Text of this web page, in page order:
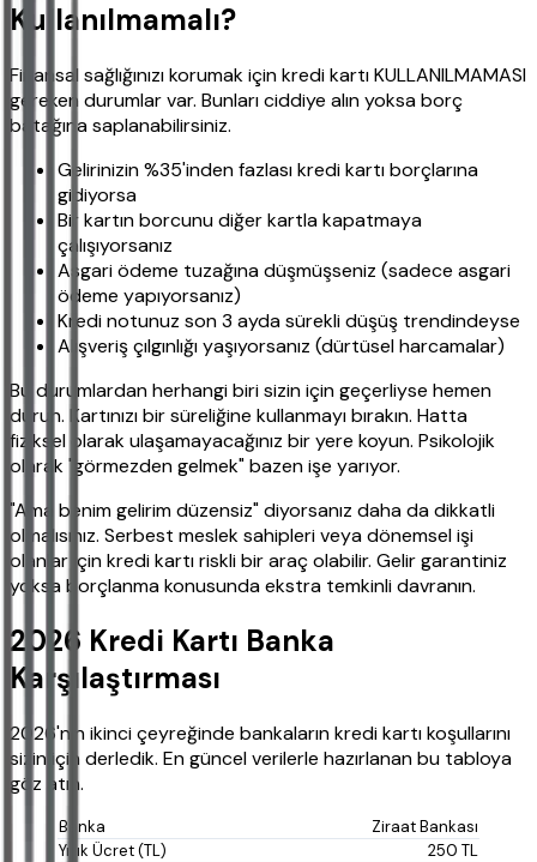
Kullanılmamalı?
Finansal sağlığınızı korumak için kredi kartı KULLANILMAMASI
gereken durumlar var. Bunları ciddiye alın yoksa borç
batağına saplanabilirsiniz.
Gelirinizin %35'inden fazlası kredi kartı borçlarına
gidiyorsa
Bir kartın borcunu diğer kartla kapatmaya
çalışıyorsanız
Asgari ödeme tuzağına düşmüşseniz (sadece asgari
ödeme yapıyorsanız)
Kredi notunuz son 3 ayda sürekli düşüş trendindeyse
Alışveriş çılgınlığı yaşıyorsanız (dürtüsel harcamalar)
Bu durumlardan herhangi biri sizin için geçerliyse hemen
durun. Kartınızı bir süreliğine kullanmayı bırakın. Hatta
fiziksel olarak ulaşamayacağınız bir yere koyun. Psikolojik
olarak "görmezden gelmek" bazen işe yarıyor.
"Ama benim gelirim düzensiz" diyorsanız daha da dikkatli
olmalısınız. Serbest meslek sahipleri veya dönemsel işi
olanlar için kredi kartı riskli bir araç olabilir. Gelir garantiniz
yoksa borçlanma konusunda ekstra temkinli davranın.
2026 Kredi Kartı Banka
Karşılaştırması
2026'nın ikinci çeyreğinde bankaların kredi kartı koşullarını
sizin için derledik. En güncel verilerle hazırlanan bu tabloya
göz atın.
Ziraat Bankası
250 TL